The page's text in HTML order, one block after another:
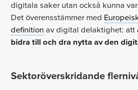
digitala saker utan också kunna
Det överensstämmer med
definition av digital delaktighet: att
bidra till och dra nytta av den
Sektoröverskridande